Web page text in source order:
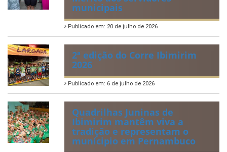
municipais
Publicado em: 20 de julho de 2026
2ª edição do Corre Ibimirim
2026
Publicado em: 6 de julho de 2026
Quadrilhas Juninas de
Ibimirim mantêm viva a
tradição e representam o
munícipio em Pernambuco